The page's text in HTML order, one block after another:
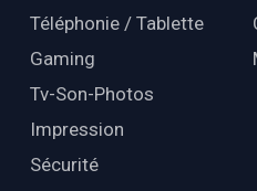
Téléphonie / Tablette
Gaming
Tv-Son-Photos
Impression
Sécurité